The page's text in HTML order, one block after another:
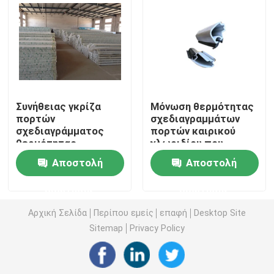
Σχεδιαγράμματα εξώθησης UPVC
upvc casement παράθυρο
upvc γλιστρώντας παράθυρο
Γαλλική πόρτα UPVC
Θερμικό παράθυρο αργιλίου σπασιμάτων
Θερμικές πόρτες αλουμινίου σπασιμάτων
Συνήθειας γκρίζα
πορτών
σχεδιαγράμματος
θερμότητας
σχεδιαγράμματα
εξώθησης μόνωσης
σύνθετα βινυλίου
Αποστολή
Μόνωση θερμότητας
σχεδιαγραμμάτων
πορτών καιρικού
χλωριδίου που
προσαρμόζεται
ανθεκτικήΑποστολή
Αρχική Σελίδα Περίπου εμείς επαφή
Desktop Site
Sitemap
Privacy Policy